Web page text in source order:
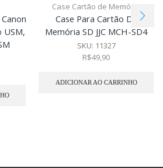
USM,
Case Cartão de Memória
Case Para Cartão De
Memória SD JJC MCH-SD4
SKU: 11327
R$49,90
ADICIONAR AO CARRINHO